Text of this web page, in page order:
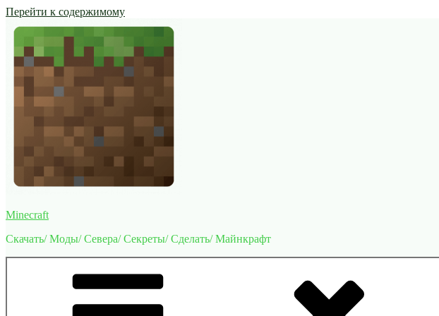
Перейти к содержимому
Minecraft
Скачать/ Моды/ Севера/ Секреты/ Сделать/ Майнкрафт